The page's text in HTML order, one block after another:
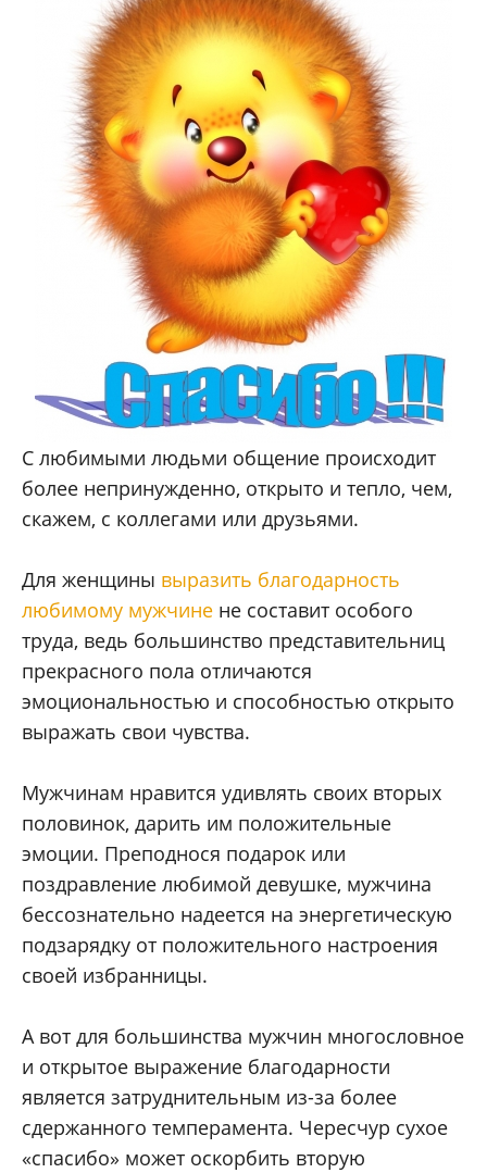
С любимыми людьми общение происходит
более непринужденно, открыто и тепло, чем,
скажем, с коллегами или друзьями.
Для женщины выразить благодарность
любимому мужчине не составит особого
труда, ведь большинство представительниц
прекрасного пола отличаются
эмоциональностью и способностью открыто
выражать свои чувства.
Мужчинам нравится удивлять своих вторых
половинок, дарить им положительные
эмоции. Преподнося подарок или
поздравление любимой девушке, мужчина
бессознательно надеется на энергетическую
подзарядку от положительного настроения
своей избранницы.
А вот для большинства мужчин многословное
и открытое выражение благодарности
является затруднительным из-за более
сдержанного темперамента. Чересчур сухое
«спасибо» может оскорбить вторую